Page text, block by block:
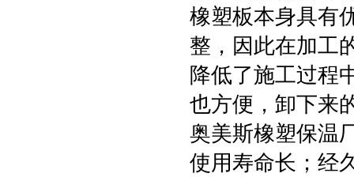
橡塑板本身具有
整，因此在加工
降低了施工过程
也方便，卸下来
奥美斯橡塑保温
使用寿命长；经